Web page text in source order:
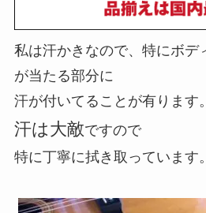
私は汗かきなので、特にボデ
が当たる部分に
汗が付いてることが有ります
汗は大敵ですので
特に丁寧に拭き取っています。